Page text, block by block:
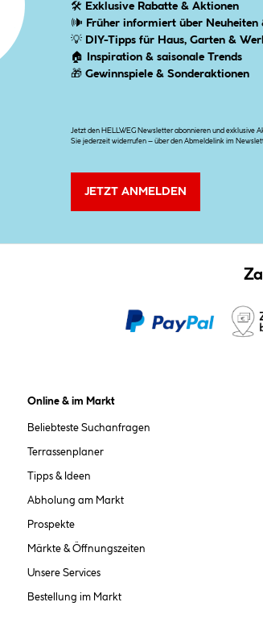
🛠 Exklusive Rabatte & Aktionen
🕪 Früher informiert über Neuheiten
💡 DIY-Tipps für Haus, Garten &
🏠
Inspiration & saisonale Trends
🎁Gewinnspiele & Sonderaktionen
Jetzt den HELLWEG Newsletter abonnieren und exklusive
Sie jederzeit widerrufen – über den Abmeldelink im
JETZT ANMELDEN
Online & im Markt
Beliebteste Suchanfragen
Terrassenplaner
Tipps & Ideen
Abholung am Markt
Prospekte
Märkte & Öffnungszeiten
Unsere Services
Bestellung im Markt